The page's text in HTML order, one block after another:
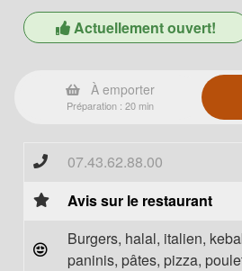
Actuellement ouvert!
À emporter
Préparation : 20 min
07.43.62.88.00
Avis sur le restaurant
Burgers, halal, italien,
paninis, pâtes, pizza,